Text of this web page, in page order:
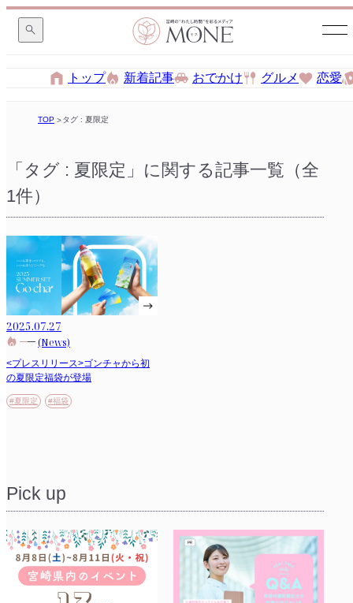
トップ 新着記事 おでかけ グルメ 恋愛
TOP タグ : 夏限定
「タグ : 夏限定」に関する記事一覧（全
1件）
2025.07.27
(News)
<プレスリリース>ゴンチャから初
の夏限定福袋が登場
#夏限定 #福袋
Pick up